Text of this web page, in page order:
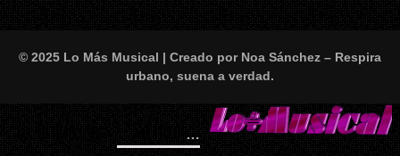
© 2025 Lo Más Musical | Creado por Noa Sánchez – Respira
urbano, suena a verdad.
LO ÚLTIMO Hugo Cobo